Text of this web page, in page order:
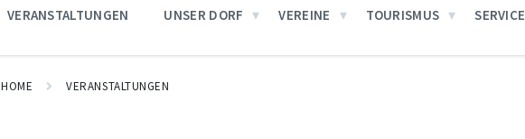
VERANSTALTUNGEN UNSER DORF VEREINE TOURISMUS SERVICE
HOME VERANSTALTUNGEN